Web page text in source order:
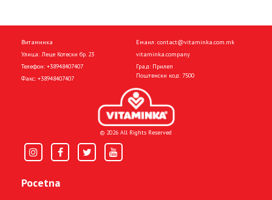
Витаминка
Улица: Леце Котески бр. 23
Телефон: +38948407407
Факс: +38948407407
Емаил: contact@vitaminka.com.mk
vitaminka.company
Град: Прилеп
Поштенски код: 7500
© 2026 All Rights Reserved
Pocetna